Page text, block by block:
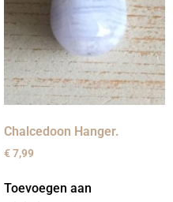
Chalcedoon Hanger.
€7,99
Toevoegen aan